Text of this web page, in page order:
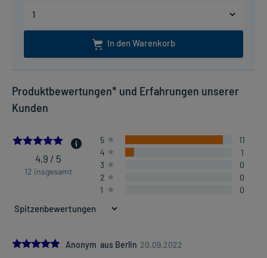
In den Warenkorb
Produktbewertungen* und Erfahrungen unserer
Kunden
4.916666666666667
4,9 / 5
12 insgesamt
5
11
4
1
3
0
2
0
1
0
5.0Anonym aus Berlin 20.09.2022